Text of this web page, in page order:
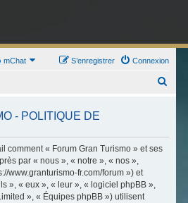
FORUM
mChat Connexion
S’enregistrer
- POLITIQUE DE
comment « Forum Gran Turismo » et ses
par « nous », « notre », « nos »,
www.granturismo-fr.com/forum ») et
», « eux », « leur », « logiciel phpBB »,
», « Équipes phpBB ») utilisent